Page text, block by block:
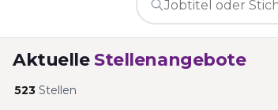
Aktuelle Stellenangebote
523 Stellen